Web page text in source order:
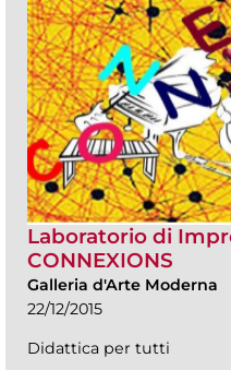
Laboratorio di
CONNEXIONS
Galleria d'Arte Moderna
22/12/2015
Didattica per tutti